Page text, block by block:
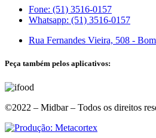
Fone: (51) 3516-0157
Whatsapp: (51) 3516-0157
Rua Fernandes Vieira, 508 -
Peça também pelos aplicativos:
©2022 – Midbar – Todos os direitos